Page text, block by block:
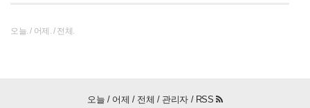
오늘. / 어제. / 전체.
오늘 / 어제 / 전체 / 관리자/ RSS